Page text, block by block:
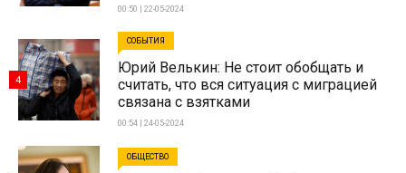
00:50 | 22-05-2024
СОБЫТИЯ
Юрий Велькин: Не стоит обобщать и
считать, что вся ситуация с миграцией
связана с взятками
00:54 | 24-05-2024
4
ОБЩЕСТВО